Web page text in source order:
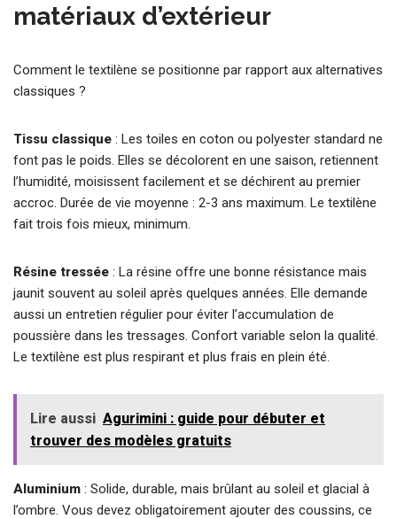
matériaux d’extérieur
Comment le textilène se positionne par rapport aux alternatives
classiques ?
Tissu classique : Les toiles en coton ou polyester standard ne
font pas le poids. Elles se décolorent en une saison, retiennent
l’humidité, moisissent facilement et se déchirent au premier
accroc. Durée de vie moyenne : 2-3 ans maximum. Le textilène
fait trois fois mieux, minimum.
Résine tressée : La résine offre une bonne résistance mais
jaunit souvent au soleil après quelques années. Elle demande
aussi un entretien régulier pour éviter l’accumulation de
poussière dans les tressages. Confort variable selon la qualité.
Le textilène est plus respirant et plus frais en plein été.
Lire aussi Agurimini : guide pour débuter et
trouver des modèles gratuits
Aluminium : Solide, durable, mais brûlant au soleil et glacial à
l’ombre. Vous devez obligatoirement ajouter des coussins, ce